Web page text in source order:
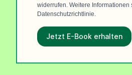
widerrufen. Weitere Informationen
Datenschutzrichtlinie.
Jetzt E-Book erhalten